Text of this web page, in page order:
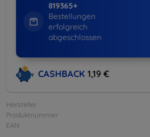
819365+
Bestellungen
erfolgreich
abgeschlossen
CASHBACK 1,19 €
Hersteller
Produktnummer
EAN